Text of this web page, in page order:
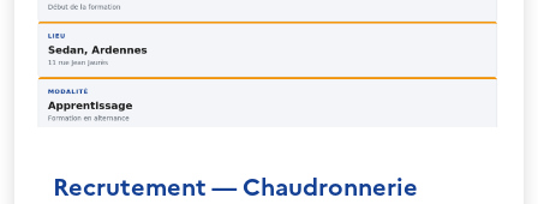
Recrutement — Chaudronnerie